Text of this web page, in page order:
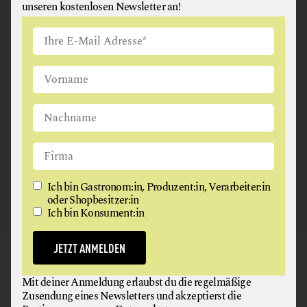
ANGUS & ARTHUR
FLEISCH + FLEISCHERZEUGNISSE
2326 Maria Lanzendorf
GAUMEN HOCH
NEWSLETTER
unseren kostenlosen Newsletter an!
Ich bin Gastronom:in, Produzent:in, Verarbeiter:in
oder Shopbesitzer:in
Ich bin Konsument:in
JETZT ANMELDEN
Mit deiner Anmeldung erlaubst du die regelmäßige
Zusendung eines Newsletters und akzeptierst die